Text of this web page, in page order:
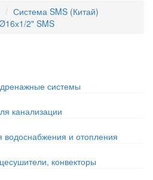
Система SMS (Китай)
2" SMS
системы
канализации
и отопления
конвекторы